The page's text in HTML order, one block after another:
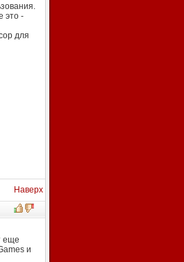
это -
для
Наверх
еще
и